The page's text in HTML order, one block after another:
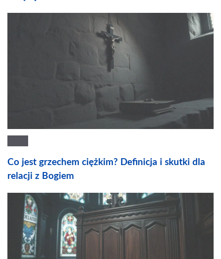
Co jest grzechem ciężkim? Definicja i skutki dla
relacji z Bogiem